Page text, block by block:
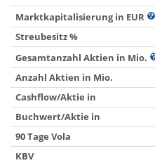
Marktkapitalisierung in EUR
Streubesitz %
Gesamtanzahl Aktien in Mio.
Anzahl Aktien in Mio.
Cashflow/Aktie in
Buchwert/Aktie in
90 Tage Vola
KBV